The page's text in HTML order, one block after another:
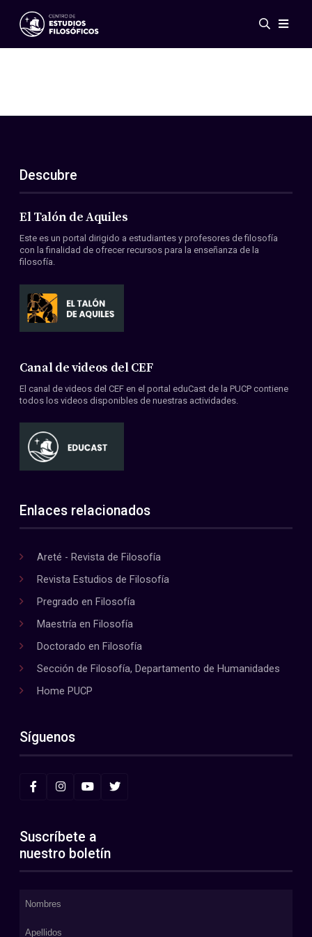
Eventos
ES
EN
Acerca de nosotros
Miembros
Convenios
Descubre
El Talón de Aquiles
Este es un portal dirigido a estudiantes y profesores de filosofía
con la finalidad de ofrecer recursos para la enseñanza de la
filosofía.
Canal de videos del CEF
El canal de videos del CEF en el portal eduCast de la PUCP contiene
todos los videos disponibles de nuestras actividades.
Enlaces relacionados
Areté - Revista de Filosofía
Revista Estudios de Filosofía
Pregrado en Filosofía
Maestría en Filosofía
Doctorado en Filosofía
Sección de Filosofía, Departamento de Humanidades
Home PUCP
Síguenos
Suscríbete a
nuestro boletín